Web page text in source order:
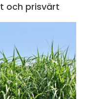
och prisvärt